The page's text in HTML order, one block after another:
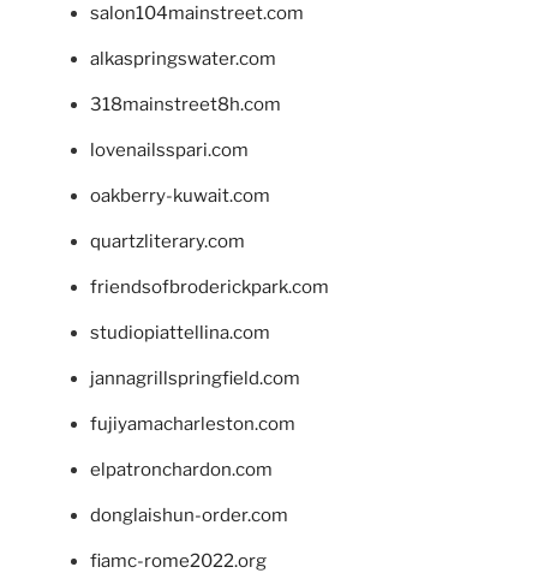
salon104mainstreet.com
alkaspringswater.com
318mainstreet8h.com
lovenailsspari.com
oakberry-kuwait.com
quartzliterary.com
friendsofbroderickpark.com
studiopiattellina.com
jannagrillspringfield.com
fujiyamacharleston.com
elpatronchardon.com
donglaishun-order.com
fiamc-rome2022.org